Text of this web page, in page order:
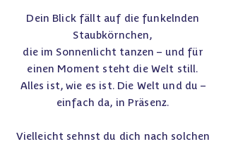
Dein Blick fällt auf die funkelnden
Staubkörnchen,
die im Sonnenlicht tanzen – und für
einen Moment steht die Welt still.
Alles ist, wie es ist. Die Welt und du –
einfach da, in Präsenz.
Vielleicht sehnst du dich nach solchen